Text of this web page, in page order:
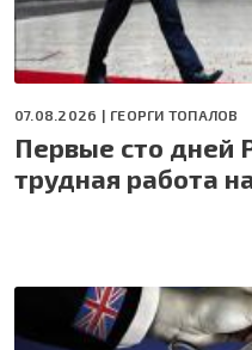
07.08.2026 | ГЕОРГИ ТОПАЛОВ
Первые сто дней
трудная работа